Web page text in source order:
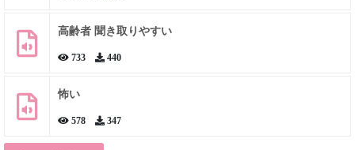
高齢者 聞き取りやすい
733 440
怖い
578 347